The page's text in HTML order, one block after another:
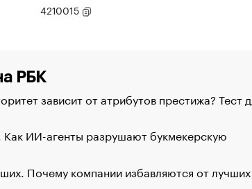
4210015
РБК
зависит от атрибутов престижа? Тест
Как ИИ-агенты разрушают букмекерскую
Почему компании избавляются от лучших